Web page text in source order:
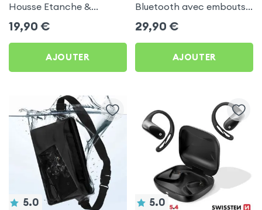
Housse Etanche &
Tactile, Attache Guidon -
Noir pour Vivo V29 Lite 5G
19,90 €
AJOUTER
Bluetooth avec embouts
intra-auriculaires - Blanc
pour Vivo V29 Lite 5G
29,90 €
AJOUTER
5.0 5.0